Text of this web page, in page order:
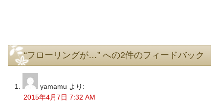
“フローリングが…” への2件のフィードバック
yamamu より:
2015年4月7日 7:32 AM